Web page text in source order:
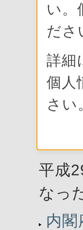
対象
修理
※ 製
いま
平成
なっ
内
い。
ださ
詳細
個人
さい